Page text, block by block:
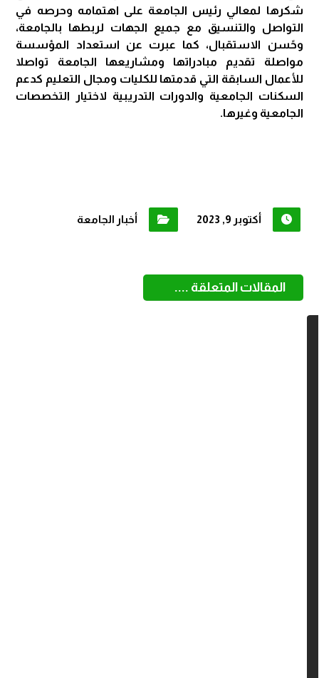
شكرها لمعالي رئيس الجامعة على اهتمامه وحرصه في
التواصل والتنسيق مع جميع الجهات لربطها بالجامعة،
وحًسن الاستقبال، كما عبرت عن استعداد المؤسسة
مواصلة تقديم مبادراتها ومشاريعها الجامعة تواصلا
للأعمال السابقة التي قدمتها للكليات ومجال التعليم كدعم
السكنات الجامعية والدورات التدريبية لاختيار التخصصات
الجامعية وغيرها.
أكتوبر 9, 2023 أخبار الجامعة
المقالات المتعلقة ....